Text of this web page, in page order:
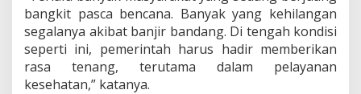
A
bangkit pasca bencana. Banyak yang kehilangan
segalanya akibat banjir bandang. Di tengah kondisi
seperti ini, pemerintah harus hadir memberikan
rasa tenang, terutama dalam pelayanan
kesehatan,” katanya.